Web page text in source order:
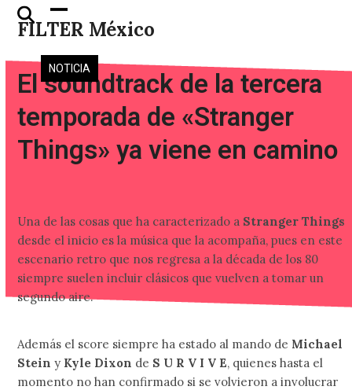
Skip
FILTER México
Open
mobile
menu
Close
mobile
menu
NOTICIA
El soundtrack de la tercera
temporada de «Stranger
Things» ya viene en camino
Una de las cosas que ha caracterizado a Stranger Things
desde el inicio es la música que la acompaña, pues en este
escenario retro que nos regresa a la década de los 80
siempre suelen incluir clásicos que vuelven a tomar un
segundo aire.
Además el score siempre ha estado al mando de Michael
Stein y Kyle Dixon de S U R V I V E, quienes hasta el
momento no han confirmado si se volvieron a involucrar